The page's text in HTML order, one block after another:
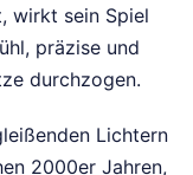
wirkt sein Spiel
präzise und
durchzogen.
Lichtern
2000er Jahren,